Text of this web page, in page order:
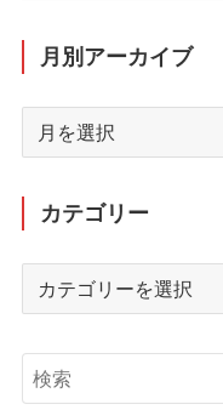
月別アーカイブ
イ
ブ
カテゴリー
リ
ー